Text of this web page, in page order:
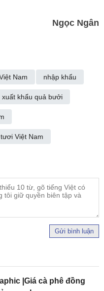
Ngọc Ngân
Nam nhập khẩu
xuất khẩu quả bưởi
Việt Nam
Gửi bình luận
|Giá cà phê đồng